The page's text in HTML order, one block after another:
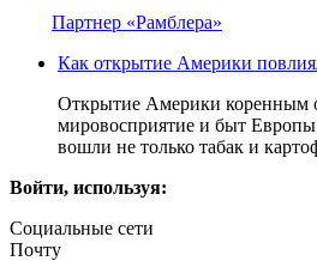
Партнер «Рамблера»
Как открытие Америки
Открытие Америки коренным
мировосприятие и быт
вошли не только табак и
Войти, используя:
Социальные сети
Почту